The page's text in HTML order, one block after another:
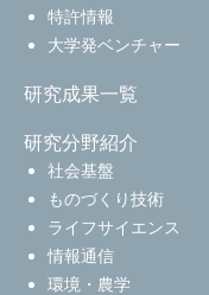
特許情報
大学発ベンチャー
研究成果一覧
研究分野紹介
社会基盤
ものづくり技術
ライフサイエンス
情報通信
環境・農学